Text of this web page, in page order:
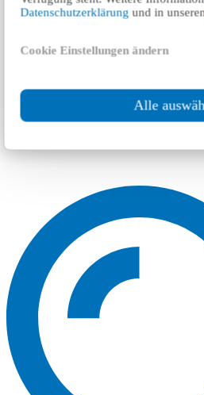
Datenschutzerklärung und in
Cookie Einstellungen ändern
Alle